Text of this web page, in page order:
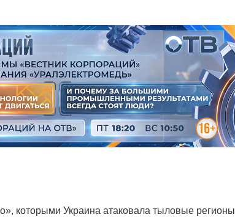
которыми Украина атаковала тыловые регионы